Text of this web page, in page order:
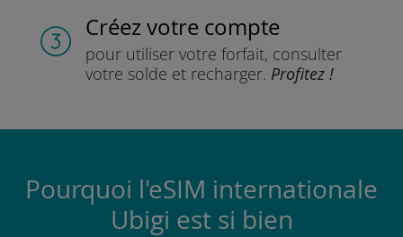
Créez votre compte
pour utiliser votre forfait, consulter
votre solde et recharger. Profitez !
Pourquoi l'eSIM internationale
Ubigi est si bien